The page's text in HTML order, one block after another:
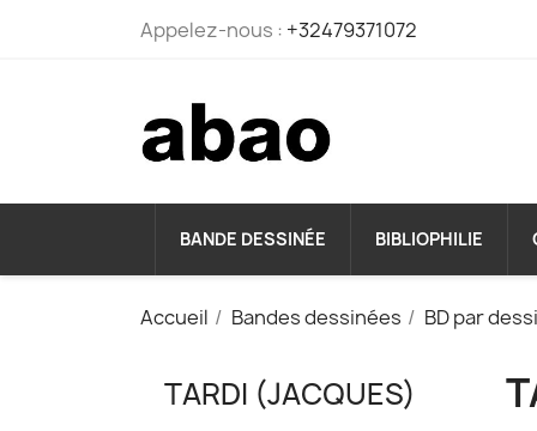
Appelez-nous : +32479371072
BANDE DESSINÉE BIBLIOPHILIE
Accueil Bandes dessinées BD par
TARDI (JACQUES)